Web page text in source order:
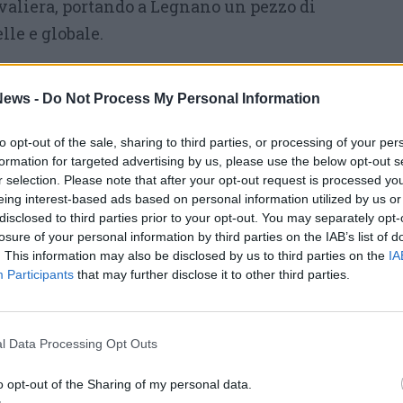
- Do Not Process My Personal Information
opt-out of the sale, sharing to third parties, or processing of your
for targeted advertising by us, please use the below opt-out
selection. Please note that after your opt-out request is processed
interest-based ads based on personal information utilized by us
to third parties prior to your opt-out. You may separately
of your personal information by third parties on the IAB’s list of
This information may also be disclosed by us to third parties on the
Participants that may further disclose it to other third parties.
Data Processing Opt Outs
opt-out of the Sharing of my personal data.
portando a Legnano un pezzo di
e globale.
prenderà invece il
data di apertura che ha già fatto registrare
di questa edizione. Il giorno successivo,
pop colto e urbano diMadame, l’artista
una delle voci più originali, poetiche e
cantautorale italiana.
regalerà grandi serate nostalgiche ed
allo show interattivo e generazionale
90”
demenziale e geniale di
il palco del Rugby Sound ospiterà il doppio
e Modena City Ramblers